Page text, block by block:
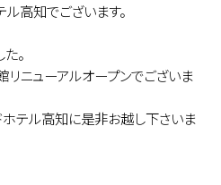
ル高知でございます。
。
ニューアルオープンでございま
ホテル高知に是非お越し下さいま